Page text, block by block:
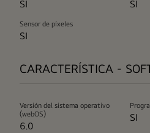
SI SI
Sensor de píxeles
SI
CARACTERÍSTICA -
Versión del sistema operativo
(webOS)
6.0
SI